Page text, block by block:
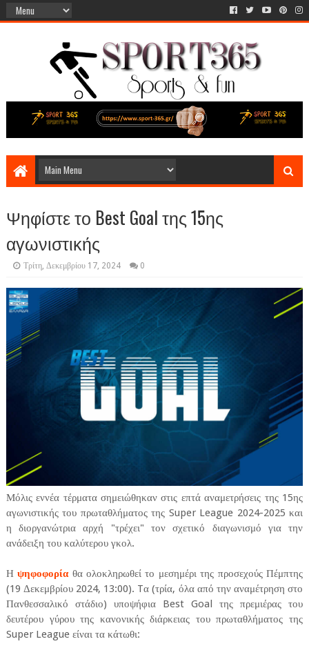
Ψηφίστε το Best Goal της 15ης
αγωνιστικής
Τρίτη, Δεκεμβρίου 17, 2024 0
Μόλις εννέα τέρματα σημειώθηκαν στις επτά αναμετρήσεις της 15ης
αγωνιστικής του πρωταθλήματος της Super League 2024-2025 και
η διοργανώτρια αρχή "τρέχει" τον σχετικό διαγωνισμό για την
ανάδειξη του καλύτερου γκολ.
Ηψηφοφορίαθα ολοκληρωθεί το μεσημέρι της προσεχούς Πέμπτης
(19 Δεκεμβρίου 2024, 13:00). Tα (τρία, όλα από την αναμέτρηση στο
Πανθεσσαλικό στάδιο) υποψήφια Best Goal της πρεμιέρας του
δευτέρου γύρου της κανονικής διάρκειας του πρωταθλήματος της
Super League είναι τα κάτωθι: